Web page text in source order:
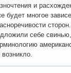
и
будет многое
себе
возникло.